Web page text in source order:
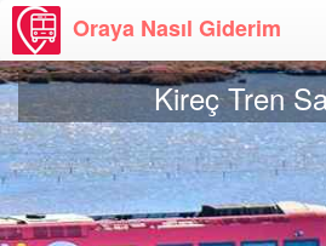
Oraya Nasıl Giderim
Kireç Tren